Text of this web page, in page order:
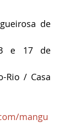
de
e 17 de
Rio / Casa
mangu